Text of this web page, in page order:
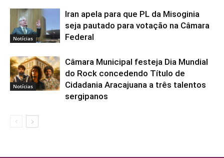
Notícias
Iran apela para que PL da Misoginia
seja pautado para votação na Câmara
Federal
Notícias
Câmara Municipal festeja Dia Mundial
do Rock concedendo Título de
Cidadania Aracajuana a três talentos
sergipanos